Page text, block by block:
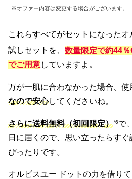
※オファー内容は変更する場合がございます。
これらすべてがセットになった
試しセットを、 数量限定で約44
でご用意していますよ。
万が一肌に合わなかった場合、使
なので安心してくださいね。
さらに送料無料（初回限定）*6で
日に届くので、思い立ったらす
ぴったりです。
オルビスユー ドットの力を借り